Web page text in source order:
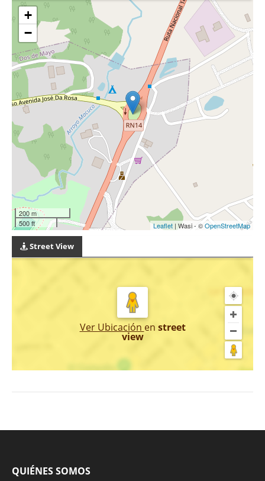
+
−
200 m
500 ft
Leaflet | Wasi - ©OpenStreetMap
Street View
Ver Ubicación en street
view
QUIÉNES SOMOS